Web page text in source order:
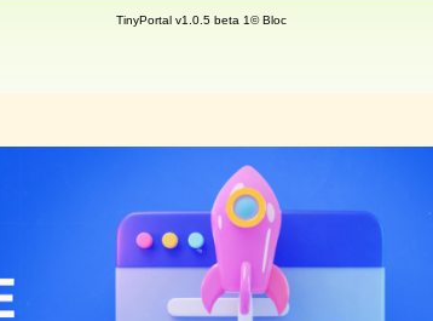
TinyPortal v1.0.5 beta 1© Bloc